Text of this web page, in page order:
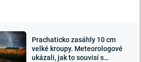
Sledujte nás
Prachaticko zasáhly 10 cm
velké kroupy. Meteorologové
ukázali, jak to souvisí s